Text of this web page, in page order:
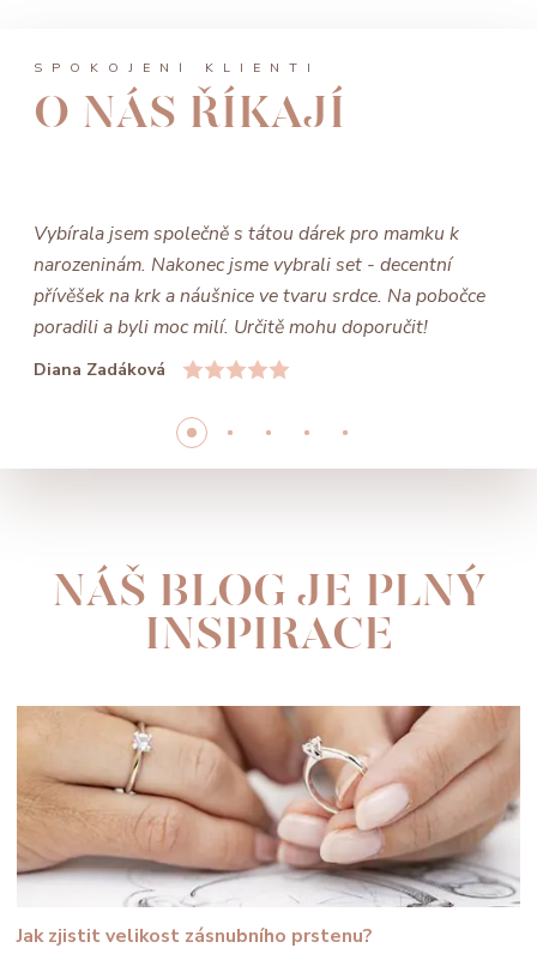
SPOKOJENÍ KLIENTI
O NÁS ŘÍKAJÍ
Vybírala jsem společně s tátou dárek pro mamku k
narozeninám. Nakonec jsme vybrali set - decentní
přívěšek na krk a náušnice ve tvaru srdce. Na pobočce
poradili a byli moc milí. Určitě mohu doporučit!
Diana Zadáková
NÁŠ BLOG JE PLNÝ
INSPIRACE
Jak zjistit velikost zásnubního prstenu?